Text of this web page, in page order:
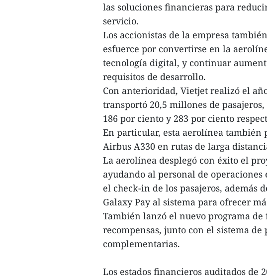
las soluciones financieras para
servicio.
Los accionistas de la empresa
esfuerce por convertirse en la
tecnología digital, y continuar
requisitos de desarrollo.
Con anterioridad, Vietjet realizó el
transportó 20,5 millones de
186 por ciento y 283 por ciento
En particular, esta aerolínea también
Airbus A330 en rutas de larga
La aerolínea desplegó con éxito el
ayudando al personal de
el check-in de los pasajeros, además
Galaxy Pay al sistema para ofrecer
También lanzó el nuevo programa
recompensas, junto con el sistema de
complementarias.
Los estados financieros auditados de